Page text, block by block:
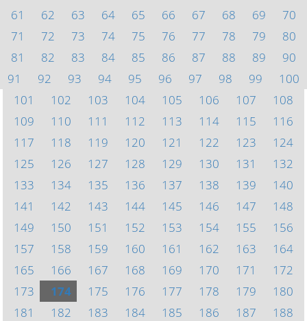
61
62 63 64 65 66 67 68 69
70
71
72 73 74 75 76 77 78 79
80
81
82 83 84 85 86 87 88 89
90
91
92 93 94 95 96 97 98 99
100
101
102 103 104 105 106 107
108
109
110 111 112 113 114 115
116
117
118 119 120 121 122 123
124
125
126 127 128 129 130 131
132
133
134 135 136 137 138 139
140
141
142 143 144 145 146 147
148
149
150 151 152 153 154 155
156
157
158 159 160 161 162 163
164
165
166 167 168 169 170 171
172
173
174 175 176 177 178 179
180
181
182 183 184 185 186 187
188